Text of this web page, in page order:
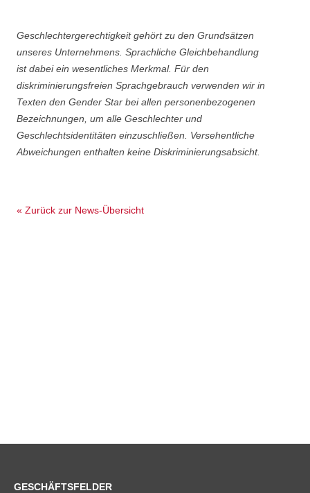
Geschlechtergerechtigkeit gehört zu den Grundsätzen
unseres Unternehmens. Sprachliche Gleichbehandlung
ist dabei ein wesentliches Merkmal. Für den
diskriminierungsfreien Sprachgebrauch verwenden wir in
Texten den Gender Star bei allen personenbezogenen
Bezeichnungen, um alle Geschlechter und
Geschlechtsidentitäten einzuschließen. Versehentliche
Abweichungen enthalten keine Diskriminierungsabsicht.
« Zurück zur News-Übersicht
GESCHÄFTSFELDER